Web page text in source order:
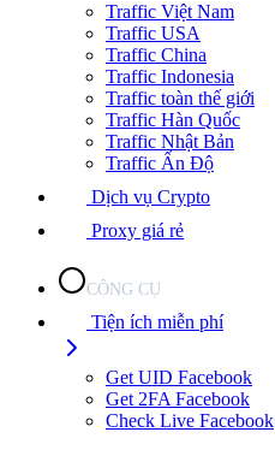
Traffic Việt Nam
Traffic USA
Traffic China
Traffic Indonesia
Traffic toàn thế giới
Traffic Hàn Quốc
Traffic Nhật Bản
Traffic Ấn Độ
Dịch vụ Crypto
Proxy giá rẻ
CÔNG CỤ
Tiện ích miễn phí
Get UID Facebook
Get 2FA Facebook
Check Live Facebook